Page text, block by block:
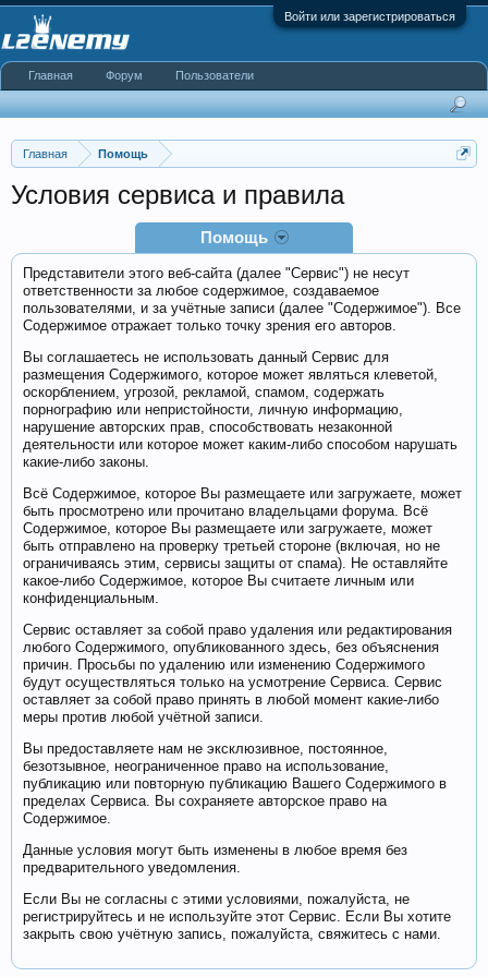
Войти или зарегистрироваться
Главная Помощь
Условия сервиса и правила
Помощь
Представители этого веб-сайта (далее "Сервис") не несут
ответственности за любое содержимое, создаваемое
пользователями, и за учётные записи (далее "Содержимое"). Все
Содержимое отражает только точку зрения его авторов.
Вы соглашаетесь не использовать данный Сервис для
размещения Содержимого, которое может являться клеветой,
оскорблением, угрозой, рекламой, спамом, содержать
порнографию или непристойности, личную информацию,
нарушение авторских прав, способствовать незаконной
деятельности или которое может каким-либо способом нарушать
какие-либо законы.
Всё Содержимое, которое Вы размещаете или загружаете, может
быть просмотрено или прочитано владельцами форума. Всё
Содержимое, которое Вы размещаете или загружаете, может
быть отправлено на проверку третьей стороне (включая, но не
ограничиваясь этим, сервисы защиты от спама). Не оставляйте
какое-либо Содержимое, которое Вы считаете личным или
конфиденциальным.
Сервис оставляет за собой право удаления или редактирования
любого Содержимого, опубликованного здесь, без объяснения
причин. Просьбы по удалению или изменению Содержимого
будут осуществляться только на усмотрение Сервиса. Сервис
оставляет за собой право принять в любой момент какие-либо
меры против любой учётной записи.
Вы предоставляете нам не эксклюзивное, постоянное,
безотзывное, неограниченное право на использование,
публикацию или повторную публикацию Вашего Содержимого в
пределах Сервиса. Вы сохраняете авторское право на
Содержимое.
Данные условия могут быть изменены в любое время без
предварительного уведомления.
Если Вы не согласны с этими условиями, пожалуйста, не
регистрируйтесь и не используйте этот Сервис. Если Вы хотите
закрыть свою учётную запись, пожалуйста, свяжитесь с нами.
Главная Форум Пользователи